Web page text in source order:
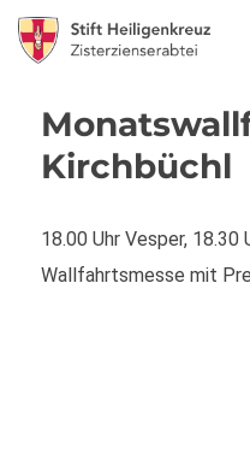
Kirchbüchl
18.00 Uhr Vesper, 18.30
Wallfahrtsmesse mit